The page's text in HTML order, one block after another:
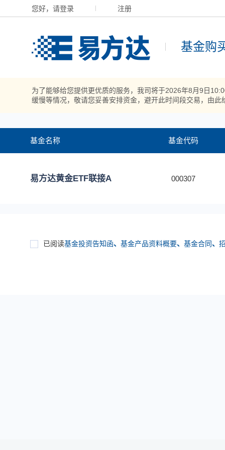
您好，请登录 注册
基金购
为了能够给您提供更优质的服务，我司将于2026年8月9日
缓慢等情况，敬请您妥善安排资金，避开此时间段交易，由此
基金名称 基金代码
易方达黄金ETF联接A 000307
已阅读基金投资告知函、 基金产品资料概要、 基金合同、